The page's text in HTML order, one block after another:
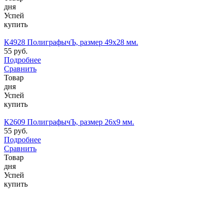
дня
Успей
купить
К4928 ПолиграфычЪ, размер 49х28 мм.
55 руб.
Подробнее
Сравнить
Товар
дня
Успей
купить
К2609 ПолиграфычЪ, размер 26х9 мм.
55 руб.
Подробнее
Сравнить
Товар
дня
Успей
купить